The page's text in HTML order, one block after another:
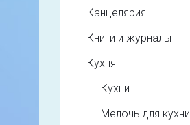
Канцелярия
Книги и журналы
Кухня
Кухни
Мелочь для кухни